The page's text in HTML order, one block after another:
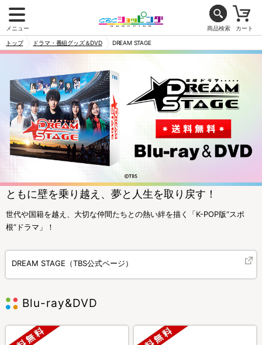
メニュー 商品検索 カート
トップ ドラマ・番組グッズ＆DVD DREAM STAGE
ともに壁を乗り越え、夢と人生を取り戻す！
世代や国籍を越え、大切な仲間たちとの熱い絆を描く「K-POP版“スポ
根”ドラマ」！
DREAM STAGE（TBS公式ページ）
Blu-ray&DVD